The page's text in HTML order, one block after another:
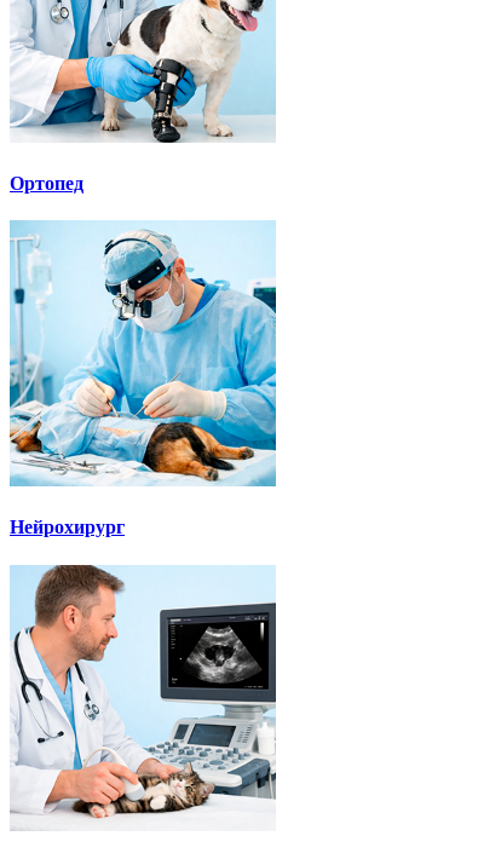
Ортопед
Нейрохирург